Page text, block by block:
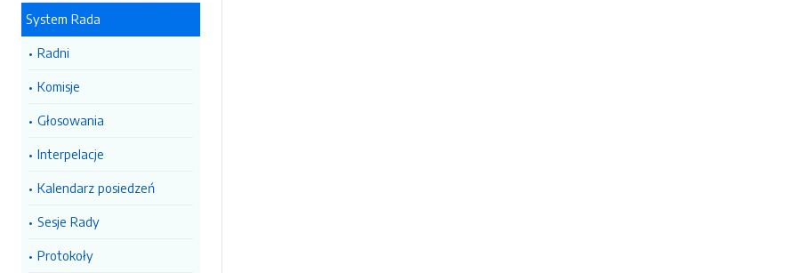
System Rada
Radni
Komisje
Głosowania
Interpelacje
Kalendarz posiedzeń
Sesje Rady
Protokoły